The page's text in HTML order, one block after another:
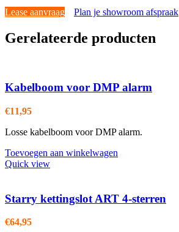
Lease aanvraag Plan je showroom afspraak
Gerelateerde producten
Kabelboom voor DMP alarm
€11,95
Losse kabelboom voor DMP alarm.
Toevoegen aan winkelwagen
Quick view
Starry kettingslot ART 4-sterren
€64,95